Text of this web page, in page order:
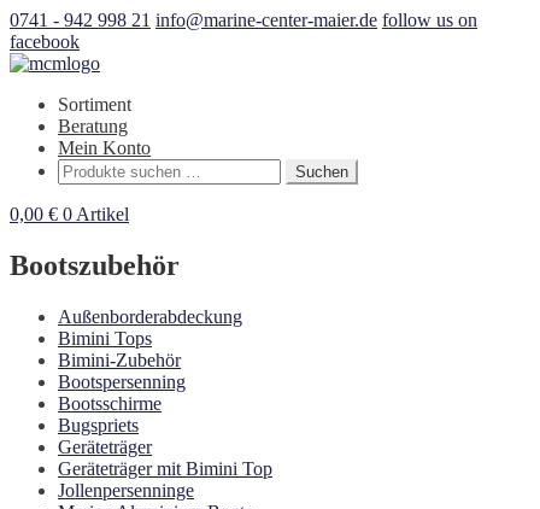
0741 - 942 998 21 info@marine-center-maier.de follow us on
facebook
Sortiment
Beratung
Mein Konto
Suchen
nach:
Suchen
0,00 € 0 Artikel
Bootszubehör
Außenborderabdeckung
Bimini Tops
Bimini-Zubehör
Bootspersenning
Bootsschirme
Bugspriets
Geräteträger
Geräteträger mit Bimini Top
Jollenpersenninge